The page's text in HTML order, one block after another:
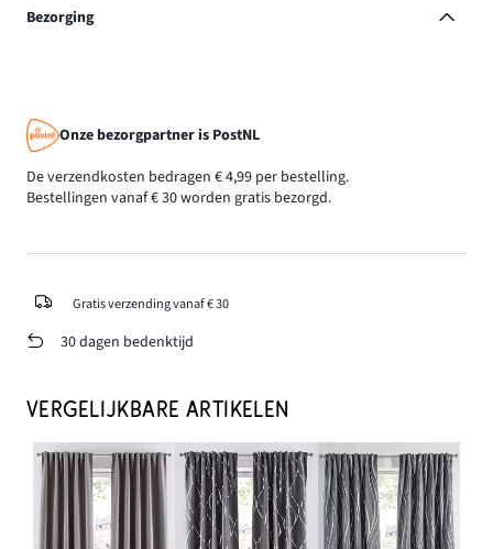
Bezorging
Onze bezorgpartner is PostNL
De verzendkosten bedragen € 4,99 per bestelling.
Bestellingen vanaf € 30 worden gratis bezorgd.
Gratis verzending vanaf € 30
30 dagen bedenktijd
VERGELIJKBARE ARTIKELEN